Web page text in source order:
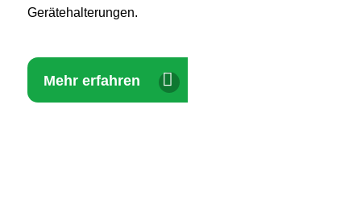
Gerätehalterungen.
Mehr erfahren